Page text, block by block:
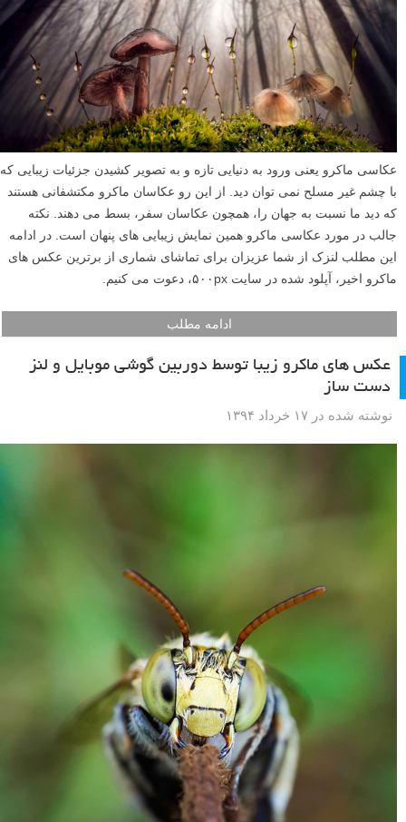
عکاسی ماکرو یعنی ورود به دنیایی تازه و به تصویر کشیدن جزئیات زیبایی که
با چشم غیر مسلح نمی توان دید. از این رو عکاسان ماکرو مکتشفانی هستند
که دید ما نسبت به جهان را، همچون عکاسان سفر، بسط می دهند. نکته
جالب در مورد عکاسی ماکرو همین نمایش زیبایی های پنهان است. در ادامه
این مطلب لنزک از شما عزیزان برای تماشای شماری از برترین عکس های
ماکرو اخیر، آپلود شده در سایت ۵۰۰px، دعوت می کنیم.
ادامه مطلب
عکس های ماکرو زیبا توسط دوربین گوشی موبایل و لنز
دست ساز
نوشته شده در ۱۷ خرداد ۱۳۹۴